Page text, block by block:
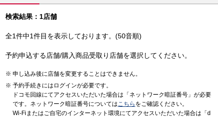
検索結果：1店舗
全1件中1件目を表示しております。(50音順)
予約申込する店舗/購入商品受取り店舗を選択してください。
申し込み後に店舗を変更することはできません。
予約手続きにはログインが必要です。
ドコモ回線にてアクセスいただいた場合は「ネットワーク暗証番号」が必要
です。ネットワーク暗証番号についてはこちら をご確認ください。
Wi-Fiまたはご自宅のインターネット環境にてアクセスいただいた場合は「d